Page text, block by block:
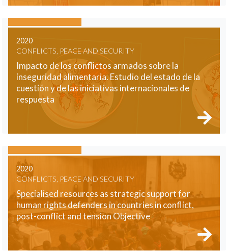
2020
CONFLICTS, PEACE AND SECURITY
Impacto de los conflictos armados sobre la
inseguridad alimentaria. Estudio del estado de la
cuestión y de las iniciativas internacionales de
respuesta
2020
CONFLICTS, PEACE AND SECURITY
Specialised resources as strategic support for
human rights defenders in countries in conflict,
post-conflict and tension Objective